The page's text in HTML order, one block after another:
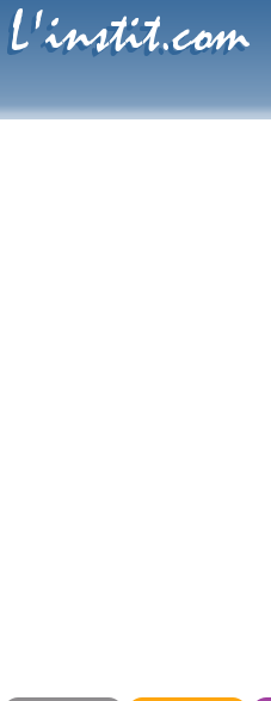
L'instit.com
L'instit.com